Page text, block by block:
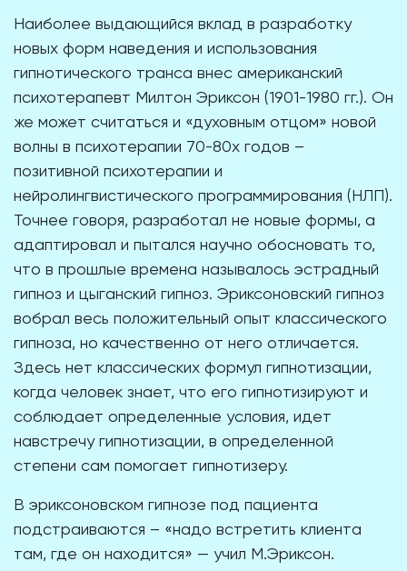
Наиболее выдающийся вклад в разработку
новых форм наведения и использования
гипнотического транса внес американский
психотерапевт Милтон Эриксон (1901-1980 гг.). Он
же может считаться и «духовным отцом» новой
волны в психотерапии 70-80х годов –
позитивной психотерапии и
нейролингвистического программирования (НЛП).
Точнее говоря, разработал не новые формы, а
адаптировал и пытался научно обосновать то,
что в прошлые времена называлось эстрадный
гипноз и цыганский гипноз. Эриксоновский гипноз
вобрал весь положительный опыт классического
гипноза, но качественно от него отличается.
Здесь нет классических формул гипнотизации,
когда человек знает, что его гипнотизируют и
соблюдает определенные условия, идет
навстречу гипнотизации, в определенной
степени сам помогает гипнотизеру.
В эриксоновском гипнозе под пациента
подстраиваются – «надо встретить клиента
там, где он находится» — учил М.Эриксон.